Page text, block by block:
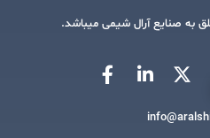
به صنایع آرال شیمی میباشد.